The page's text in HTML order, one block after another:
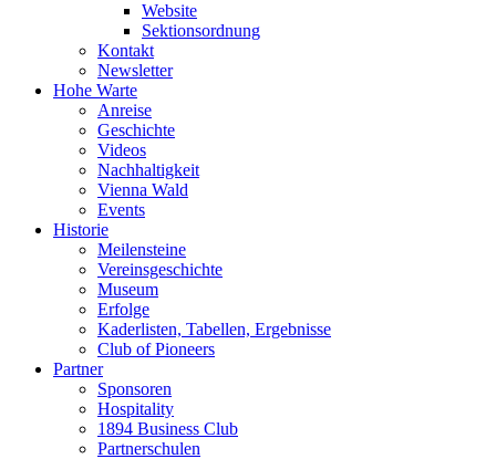
Website
Sektionsordnung
Kontakt
Newsletter
Hohe Warte
Anreise
Geschichte
Videos
Nachhaltigkeit
Vienna Wald
Events
Historie
Meilensteine
Vereinsgeschichte
Museum
Erfolge
Kaderlisten, Tabellen, Ergebnisse
Club of Pioneers
Partner
Sponsoren
Hospitality
1894 Business Club
Partnerschulen